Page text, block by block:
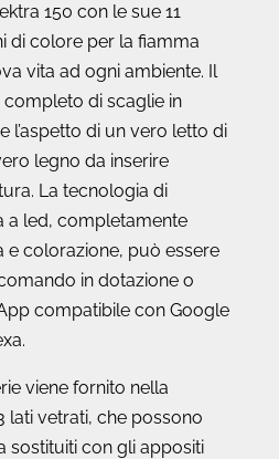
150 con le sue 11
di colore per la fiamma
vita ad ogni ambiente. Il
di scaglie in
l’aspetto di un vero letto di
legno da inserire
La tecnologia di
a led, completamente
e colorazione, può essere
in dotazione o
compatibile con Google
viene fornito nella
lati vetrati, che possono
sostituiti con gli appositi